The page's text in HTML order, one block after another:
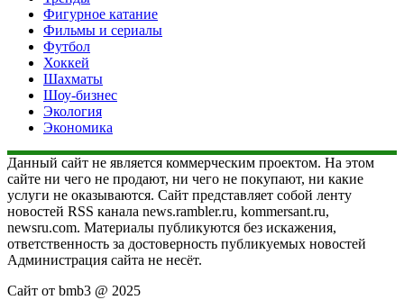
Фигурное катание
Фильмы и сериалы
Футбол
Хоккей
Шахматы
Шоу-бизнес
Экология
Экономика
Данный сайт не является коммерческим проектом. На этом
сайте ни чего не продают, ни чего не покупают, ни какие
услуги не оказываются. Сайт представляет собой ленту
новостей RSS канала news.rambler.ru, kommersant.ru,
newsru.com. Материалы публикуются без искажения,
ответственность за достоверность публикуемых новостей
Администрация сайта не несёт.
Сайт от bmb3 @ 2025